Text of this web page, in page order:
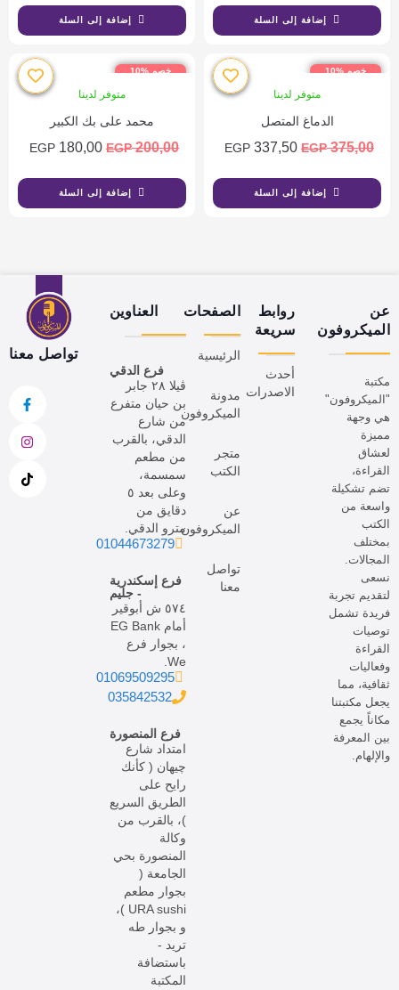
إضافة إلى السلة إضافة إلى السلة
خصم %10
متوفر لدينا
الدماغ المتصل
375,00
EGP
337,50
EGP
إضافة إلى السلة
خصم %10
متوفر لدينا
محمد على بك الكبير
200,00
EGP
180,00
EGP
إضافة إلى السلة
عن
الميكروفون
مكتبة
"الميكروفون"
هي وجهة
مميزة
لعشاق
القراءة،
تضم تشكيلة
واسعة من
الكتب
بمختلف
المجالات.
نسعى
لتقديم تجربة
فريدة تشمل
توصيات
القراءة
وفعاليات
ثقافية، مما
يجعل مكتبتنا
مكاناً يجمع
بين المعرفة
والإلهام.
روابط
سريعة
أحدث
الاصدرات
الصفحات
الرئيسية
مدونة
الميكروفون
متجر
الكتب
عن
الميكروفون
تواصل
معنا
العناوين
فرع الدقي
ڤيلا ٢٨ جابر
بن حيان متفرع
من شارع
الدقي، بالقرب
من مطعم
سمسمة،
وعلى بعد ٥
دقايق من
مترو الدقي.
01044673279
فرع إسكندرية
- جليم
٥٧٤ ش أبوقير
أمام EG Bank
، بجوار فرع
We.
01069509295
035842532
فرع المنصورة
امتداد شارع
چيهان ( كأنك
رايح على
الطريق السريع
)، بالقرب من
وكالة
المنصورة بحي
الجامعة (
بجوار مطعم
URA sushi )،
و بجوار طه
تريد -
باستضافة
المكتبة
تواصل معنا